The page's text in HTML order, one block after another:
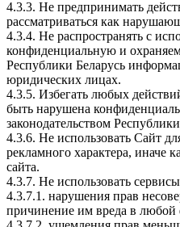
4.3.3. Не предпринимать
рассматриваться как
4.3.4. Не распространять с
конфиденциальную и
Республики Беларусь
юридических лицах.
4.3.5. Избегать любых
быть нарушена
законодательством
4.3.6. Не использовать Сайт
рекламного характера, иначе
сайта.
4.3.7. Не использовать
4.3.7.1. нарушения прав
причинение им вреда в любой